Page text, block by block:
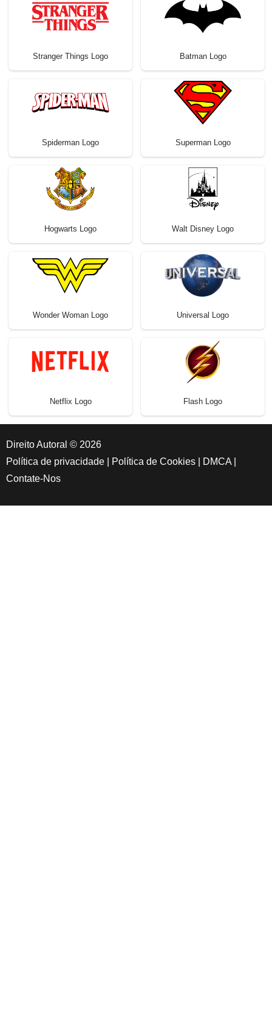
Stranger Things Logo Batman Logo
Spiderman Logo Superman Logo
Hogwarts Logo Walt Disney Logo
Wonder Woman Logo Universal Logo
Netflix Logo Flash Logo
Direito Autoral © 2026
Política de privacidade
Política de Cookies DMCA
Contate-Nos